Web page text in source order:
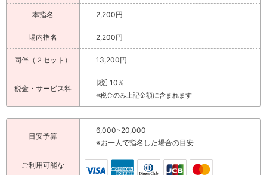
本指名 2,200円
場内指名 2,200円
同伴（２セット） 13,200円
税金・サービス料
[税] 10%
※税金のみ上記金額に含まれます
目安予算
6,000~20,000
※お一人で指名した場合の目安
ご利用可能な